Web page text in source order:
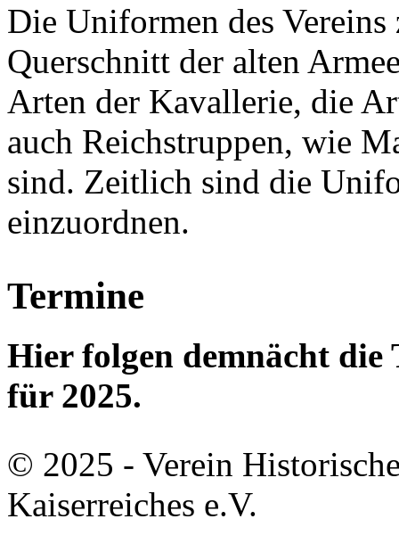
Die Uniformen des Vereins
Querschnitt der alten
Arten der Kavallerie, die
auch Reichstruppen, wie
sind. Zeitlich sind die
einzuordnen.
Termine
Hier folgen demnächt
für 2025.
© 2025 - Verein
Kaiserreiches e.V.